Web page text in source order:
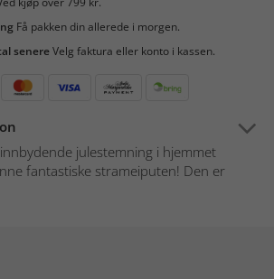
Få pakken din allerede i morgen.
senereVelg faktura eller konto i kassen.
julestemning i hjemmet
fantastiske strameiputen! Den er